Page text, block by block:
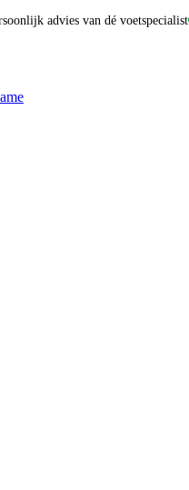
advies van dé voetspecialist